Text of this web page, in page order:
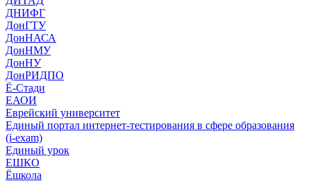
ДНИФГ
ДонГТУ
ДонНАСА
ДонНМУ
ДонНУ
ДонРИДПО
Ё-Стади
ЕАОИ
Еврейский университет
Единый портал интернет-тестирования в сфере образования
(i-exam)
Единый урок
ЕШКО
Ёшкола